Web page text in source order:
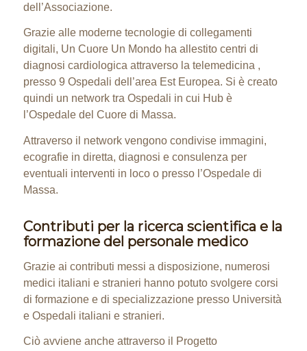
dell’Associazione.
Grazie alle moderne tecnologie di collegamenti
digitali, Un Cuore Un Mondo ha allestito centri di
diagnosi cardiologica attraverso la telemedicina ,
presso 9 Ospedali dell’area Est Europea. Si è creato
quindi un network tra Ospedali in cui Hub è
l’Ospedale del Cuore di Massa.
Attraverso il network vengono condivise immagini,
ecografie in diretta, diagnosi e consulenza per
eventuali interventi in loco o presso l’Ospedale di
Massa.
Contributi per la ricerca scientifica e la
formazione del personale medico
Grazie ai contributi messi a disposizione, numerosi
medici italiani e stranieri hanno potuto svolgere corsi
di formazione e di specializzazione presso Università
e Ospedali italiani e stranieri.
Ciò avviene anche attraverso il Progetto